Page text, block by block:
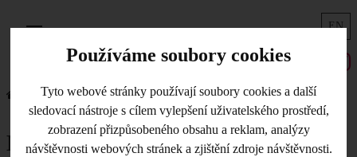
Používáme soubory cookies
Tyto webové stránky používají soubory cookies a další
sledovací nástroje s cílem vylepšení uživatelského prostředí,
zobrazení přizpůsobeného obsahu a reklam, analýzy
návštěvnosti webových stránek a zjištění zdroje návštěvnosti.
EN
Úvodní strana Co je nového Malabrigo opět skladem
Malabrigo opět skladem